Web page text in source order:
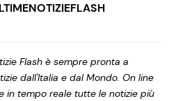
Flash è sempre pronta a
dall'Italia e dal Mondo. On line
in tempo reale tutte le notizie più